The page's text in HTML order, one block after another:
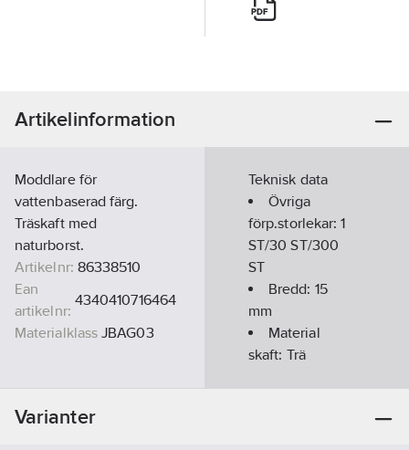
Artikelinformation
Moddlare för
vattenbaserad färg.
Träskaft med
naturborst.
Artikelnr: 86338510
Ean
artikelnr:
4340410716464
Materialklass JBAG03
Teknisk data
Övriga
förp.storlekar:1
ST/30 ST/300
ST
Bredd: 15
mm
Material
skaft: Trä
Varianter